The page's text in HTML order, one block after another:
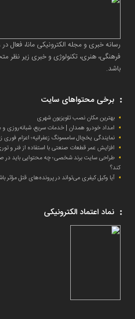
رسانه خبری و مجله الکترونیکی مانا، فعال
فرهنگی، هنری، تکنولوژی و خبری زیر نظر
باشد.
برخی محتواهای سایت
بهترین مکان نصب تلویزیون شهری
امداد خودرو همدان | خدمات سریع، شبانه‌روزی
نمایندگی یخچال سامسونگ زعفرانیه؛ اعزام فوری زیر ۳۰
افزایش عمر قطعات صنعتی با استفاده از فنر و
طراحی سایت برند شخصی؛ چه محتوایی باید در
کند؟
آیا وکیل کیفری می‌تواند در پرونده‌های قتل مؤثر
نماد اعتماد الکترونیکی